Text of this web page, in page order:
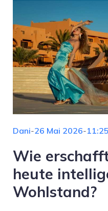
Dani-26 Mai 2026-
Wie
heute
Wohlstand?